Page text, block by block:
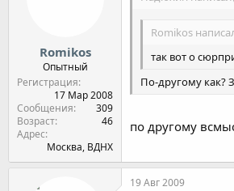
Romikos
Опытный
Регистрация
17 Мар 2008
Сообщения
309
Возраст
46
Адрес
Москва, ВДНХ
Romikos
так вот о
По-другому как?
по другому
19 Авг 2009